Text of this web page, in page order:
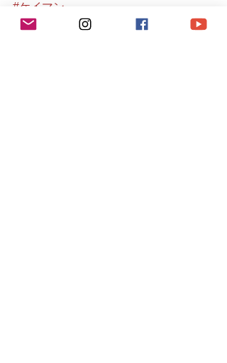
#ケイマン
#ケイマンs